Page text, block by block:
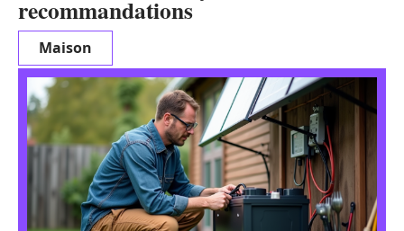
recommandations
Maison